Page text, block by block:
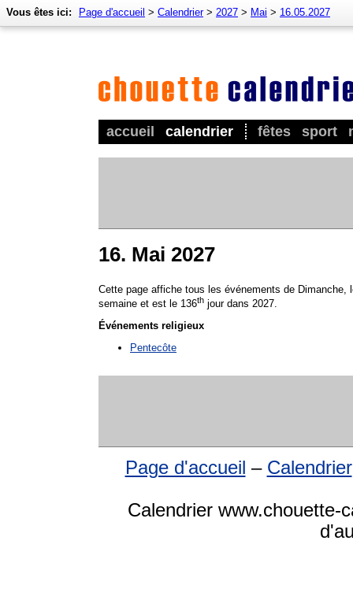
accueil calendrier fêtes sport
Vous êtes ici: Page d'accueil > Calendrier> 2027 > Mai > 16.05.2027
16. Mai 2027
Cette page affiche tous les événements de Dimanche,
semaine et est le 136th jour dans 2027.
Événements religieux
Pentecôte
Page d'accueil – Calendrier
Calendrier www.chouette-